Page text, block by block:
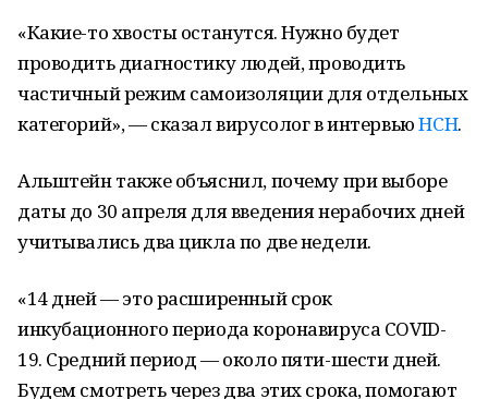
«Какие-то хвосты останутся. Нужно будет
проводить диагностику людей, проводить
частичный режим самоизоляции для отдельных
категорий», — сказал вирусолог в интервьюНСН.
Альштейн также объяснил, почему при выборе
даты до 30 апреля для введения нерабочих дней
учитывались два цикла по две недели.
«14 дней — это расширенный срок
инкубационного периода коронавируса COVID-
19. Средний период — около пяти-шести дней.
Будем смотреть через два этих срока, помогают